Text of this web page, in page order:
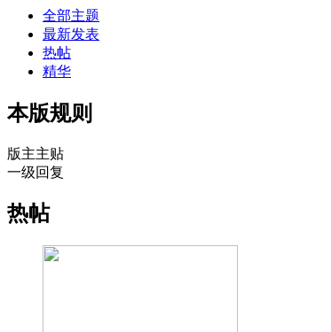
全部主题
最新发表
热帖
精华
本版规则
版主主贴
一级回复
热帖